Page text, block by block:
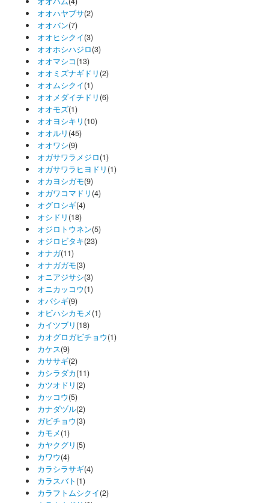
オオハヤブサ(2)
オオバン(7)
オオヒシクイ(3)
オオホシハジロ(3)
オオマシコ(13)
オオミズナギドリ (2)
オオムシクイ(1)
オオメダイチドリ (6)
オオモズ(1)
オオヨシキリ (10)
オオルリ (45)
オオワシ(9)
オガサワラメジロ(1)
オガサワラヒヨドリ (1)
オカヨシガモ(9)
オガワコマドリ (4)
オグロシギ(4)
オシドリ (18)
オジロトウネン(5)
オジロビタキ(23)
オナガ(11)
オナガガモ(3)
オニアジサシ(3)
オニカッコウ(1)
オバシギ(9)
オビハシカモメ(1)
カイツブリ (18)
カオグロガビチョウ(1)
カケス(9)
カササギ(2)
カシラダカ(11)
カツオドリ (2)
カッコウ(5)
カナダヅル(2)
ガビチョウ(3)
カモメ(1)
カヤクグリ (5)
カワウ(4)
カラシラサギ(4)
カラスバト (1)
カラフトムシクイ(2)